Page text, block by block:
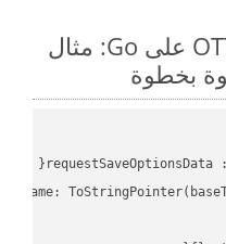
كيفية تحويل OTT to PDFA على Go: مثال
بخطوة